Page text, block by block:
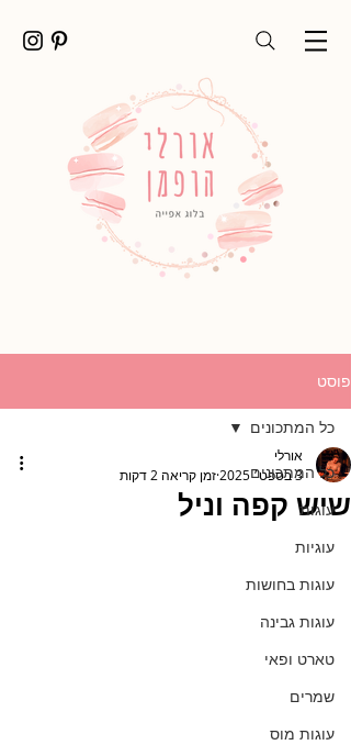
פוסט
כל המתכונים
עוגות
עוגיות
עוגות בחושות
עוגות גבינה
טארט ופאי
שמרים
עוגות מוס
כל המתכונים
שיש קפה וניל
אורלי
3 בספט׳ 2025
זמן קריאה 2 דקות